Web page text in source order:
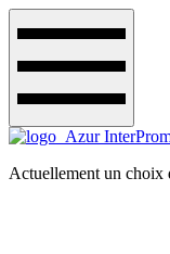
Actuellement un choix